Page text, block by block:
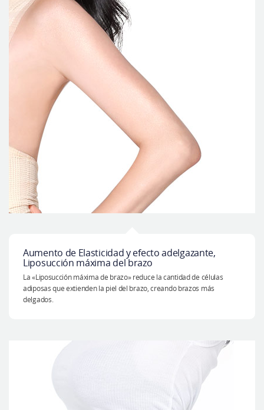
Aumento de Elasticidad y efecto adelgazante,
Liposucción máxima del brazo
La «Liposucción máxima de brazo» reduce la cantidad de células
adiposas que extienden la piel del brazo, creando brazos más
delgados.